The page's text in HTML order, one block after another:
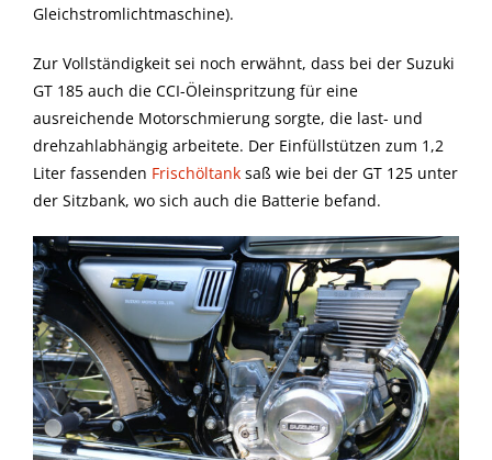
Gleichstromlichtmaschine).
Zur Vollständigkeit sei noch erwähnt, dass bei der Suzuki
GT 185 auch die CCI-Öleinspritzung für eine
ausreichende Motorschmierung sorgte, die last- und
drehzahlabhängig arbeitete. Der Einfüllstützen zum 1,2
Liter fassenden Frischöltank saß wie bei der GT 125 unter
der Sitzbank, wo sich auch die Batterie befand.